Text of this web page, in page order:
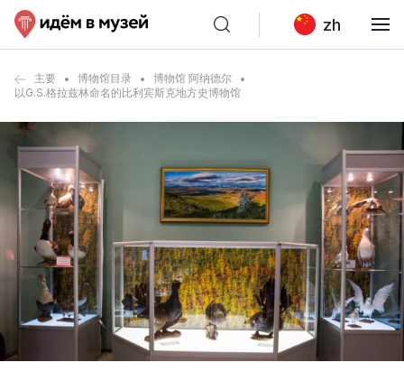
zh
主要 博物馆目录
博物馆 阿纳德尔
以G.S.格拉兹林命名的比利宾斯克地方史博物馆